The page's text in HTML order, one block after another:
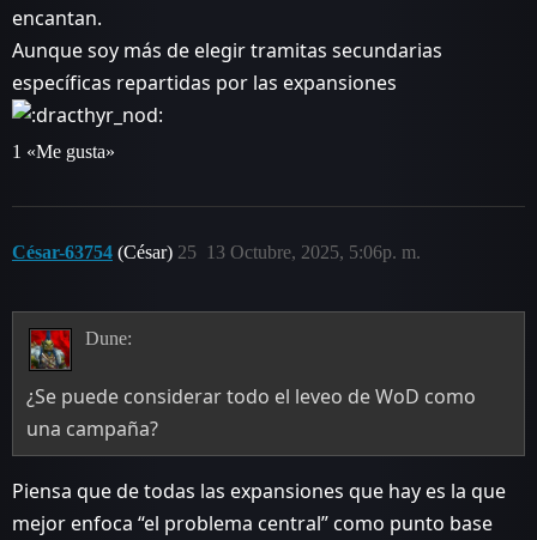
encantan.
Aunque soy más de elegir tramitas secundarias
específicas repartidas por las expansiones
1 «Me gusta»
César-63754 (César) 13 Octubre, 2025, 5:06p. m.
25
Dune:
¿Se puede considerar todo el leveo de WoD como
una campaña?
Piensa que de todas las expansiones que hay es la que
mejor enfoca “el problema central” como punto base